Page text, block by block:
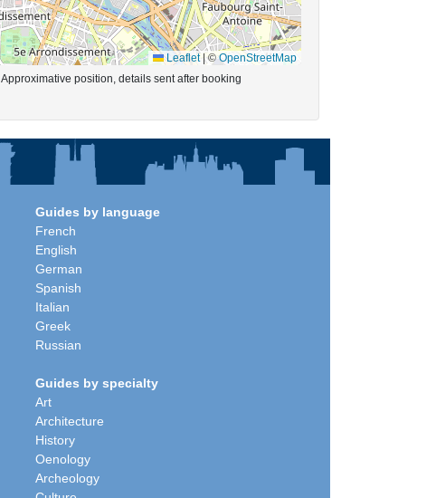
Leaflet ©OpenStreetMap
Approximative position, details sent after booking
Guides by language
French
English
German
Spanish
Italian
Greek
Russian
Guides by specialty
Art
Architecture
History
Oenology
Archeology